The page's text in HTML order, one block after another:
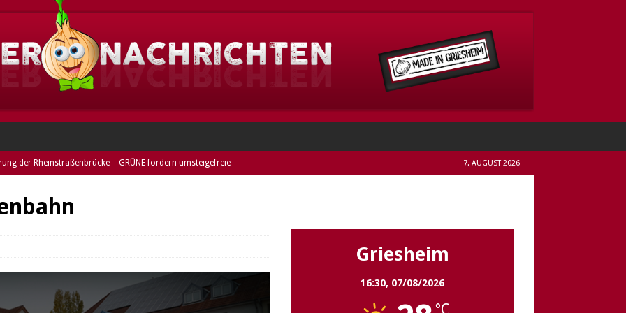
der Rheinstraßenbrücke – GRÜNE fordern umsteigefreie
Dieses Jahr im Norden Griesheims!
Freibads GRIESHEIM
7. AUGUST 2026
Griesheim
16:30, 07/08/2026
°C